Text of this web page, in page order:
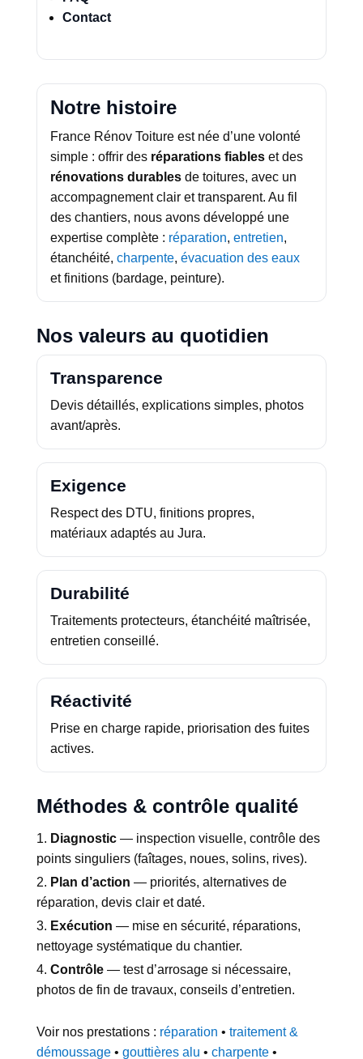
Contact
Notre histoire
France Rénov Toiture est née d’une volonté
simple : offrir des réparations fiableset des
rénovations durablesde toitures, avec un
accompagnement clair et transparent. Au fil
des chantiers, nous avons développé une
expertise complète : réparation, entretien,
étanchéité, charpente, évacuation des eaux
et finitions (bardage, peinture).
Nos valeurs au quotidien
Transparence
Devis détaillés, explications simples, photos
avant/après.
Exigence
Respect des DTU, finitions propres,
matériaux adaptés au Jura.
Durabilité
Traitements protecteurs, étanchéité maîtrisée,
entretien conseillé.
Réactivité
Prise en charge rapide, priorisation des fuites
actives.
Méthodes & contrôle qualité
Diagnostic— inspection visuelle, contrôle des
points singuliers (faîtages, noues, solins, rives).
Plan d’action — priorités, alternatives de
réparation, devis clair et daté.
Exécution — mise en sécurité, réparations,
nettoyage systématique du chantier.
Contrôle— test d’arrosage si nécessaire,
photos de fin de travaux, conseils d’entretien.
Voir nos prestations : réparation • traitement &
démoussage• gouttières alu • charpente•